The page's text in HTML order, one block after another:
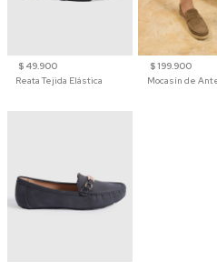
$ 49.900
Reata Tejida Elástica
$ 199.900